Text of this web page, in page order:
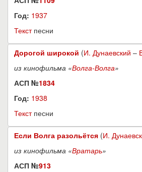
Год: 1937
Текстпесни
Дорогой широкой (И. Дунаевский –
из кинофильма «Волга-Волга»
АСП №1834
Год: 1938
Текстпесни
Если Волга разольётся (И.
из кинофильма «Вратарь»
АСП №913